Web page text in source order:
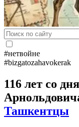
#нетвойне
#bizgatozahavokerak
116 лет со
Ташкентцы